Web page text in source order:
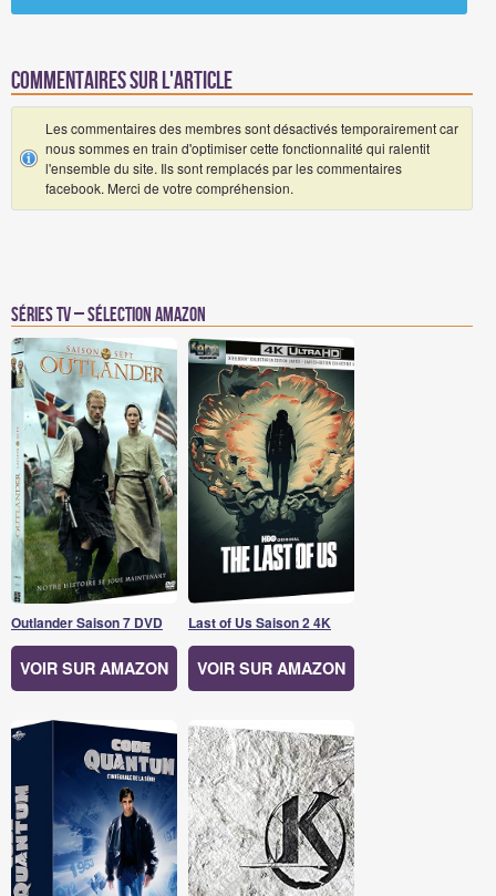
Commentaires sur l'article
Les commentaires des membres sont désactivés temporairement car
nous sommes en train d'optimiser cette fonctionnalité qui ralentit
l'ensemble du site. Ils sont remplacés par les commentaires
facebook. Merci de votre compréhension.
Séries TV – Sélection Amazon
Outlander Saison 7 DVD
VOIR SUR AMAZON
Last of Us Saison 2 4K
VOIR SUR AMAZON